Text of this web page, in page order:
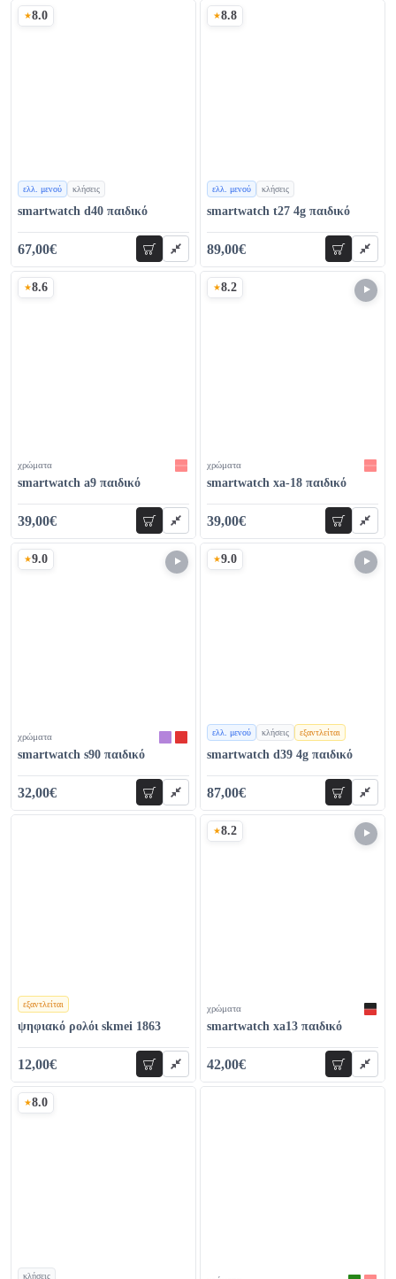
ελλ. μενού κλήσεις
Σκορ
8.0
χρώματα
smartwatch d40 παιδικό
67,00€ προσθήκη
ελλ. μενού κλήσεις
Σκορ
8.8
χρώματα
smartwatch t27 4g παιδικό
89,00€ προσθήκη
Σκορ
8.6
χρώματα
smartwatch a9 παιδικό
39,00€ προσθήκη
Σκορ
8.2
χρώματα
smartwatch xa-18 παιδικό
39,00€ προσθήκη
Σκορ
9.0
χρώματα
smartwatch s90 παιδικό
32,00€ προσθήκη
ελλ. μενού εξαντλείται
κλήσεις
Σκορ
9.0
χρώματα
smartwatch d39 4g παιδικό
87,00€ προσθήκη
εξαντλείται
χρώματα
ψηφιακό ρολόι skmei 1863
12,00€ προσθήκη
Σκορ
8.2
χρώματα
smartwatch xa13 παιδικό
42,00€ προσθήκη
κλήσεις
Σκορ
8.0